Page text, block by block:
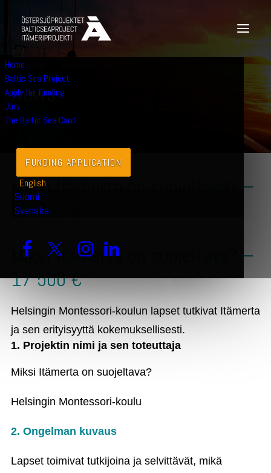
Home
Baltic Sea Project
Apply for funding
Jury
The Baltic Sea Card
FUNDING APPLICATION
English
Suomi
Svenska
JULY 20, 2019
News
Miksi Itämerta on suojeltava? –
17 500 €
Miksi Itämerta on suojeltava? –
17 500 €
Helsingin Montessori-koulun lapset tutkivat Itämerta
ja sen erityisyyttä kokemuksellisesti.
1. Projektin nimi ja sen toteuttaja
Miksi Itämerta on suojeltava?
Helsingin Montessori-koulu
2. Ongelman kuvaus
Lapset toimivat tutkijoina ja selvittävät, mikä